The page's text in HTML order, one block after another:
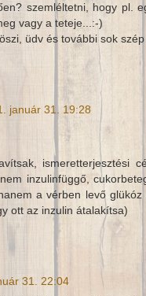
szemléltetni, hogy pl.
vagy a teteje...:-)
üdv és további sok szép
január 31. 19:28
ismeretterjesztési
inzulinfüggő,
a vérben levő
ott az inzulin átalakítsa)
31. 22:04